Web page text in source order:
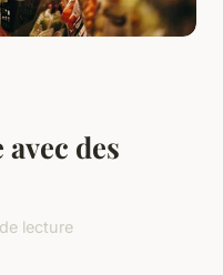
des
lecture